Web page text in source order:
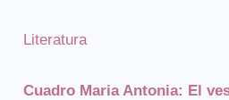
Literatura
Cuadro Maria Antonia: El